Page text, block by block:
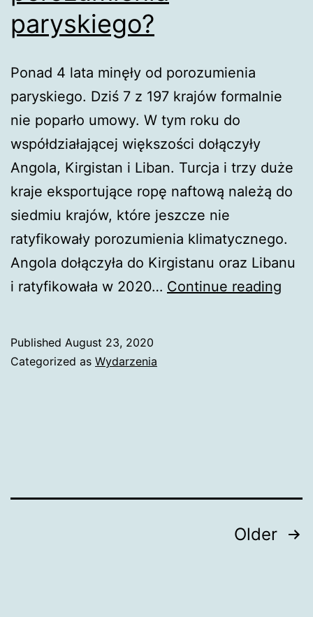
paryskiego?
Ponad 4 lata minęły od porozumienia
paryskiego. Dziś 7 z 197 krajów formalnie
nie poparło umowy. W tym roku do
współdziałającej większości dołączyły
Angola, Kirgistan i Liban. Turcja i trzy duże
kraje eksportujące ropę naftową należą do
siedmiu krajów, które jeszcze nie
ratyfikowały porozumienia klimatycznego.
Angola dołączyła do Kirgistanu oraz Libanu
i ratyfikowała w 2020… Continue reading
Published August 23, 2020
Categorized as Wydarzenia
Older